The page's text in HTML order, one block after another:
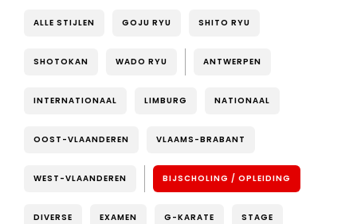
ALLE STIJLEN GOJU RYU SHITO RYU
SHOTOKAN WADO RYU ANTWERPEN
INTERNATIONAAL LIMBURG NATIONAAL
OOST-VLAANDEREN VLAAMS-BRABANT
WEST-VLAANDEREN BIJSCHOLING / OPLEIDING
DIVERSE EXAMEN G-KARATE STAGE